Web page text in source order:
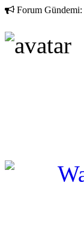
Forum Gündemi: